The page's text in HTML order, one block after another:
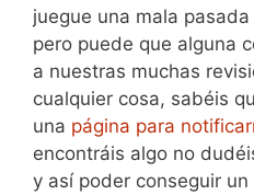
juegue una mala
pero puede que alguna
a nuestras muchas
cualquier cosa, sabéis
una página para
encontráis algo no
y así poder conseguir